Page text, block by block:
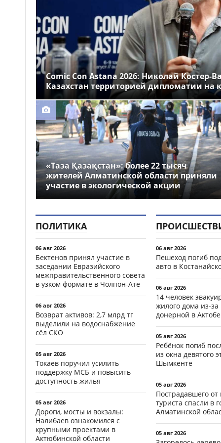
14:00
Более 1 млн тг: кому в
Казахстане предлагали
самые высокие зарплаты
12:55
Стало известно, на
какие специальности
выделили больше всего
грантов в Казахстане
Comic Con Astana 2026: Николай Костер-
Казахстан территорией дипломатии на
«Таза Қазақстан»: более 22 тысяч
жителей Алматинской области приняли
участие в экологической акции
ПОЛИТИКА
06 авг 2026
Бектенов принял участие в
заседании Евразийского
межправительственного совета
в узком формате в Чолпон-Ате
06 авг 2026
Возврат активов: 2,7 млрд тг
выделили на водоснабжение
сёл СКО
05 авг 2026
Токаев поручил усилить
поддержку МСБ и повысить
доступность жилья
05 авг 2026
Дороги, мосты и вокзалы:
Налибаев ознакомился с
крупными проектами в
Актюбинской области
06 авг 2026
Пешеход погиб
авто в
06 авг 2026
14 человек
жилого дома из-
донерной в Актобе
05 авг 2026
Ребёнок погиб
из окна девятого
Шымкенте
05 авг 2026
Пострадавшего от
туриста спасли в
Алматинской
05 авг 2026